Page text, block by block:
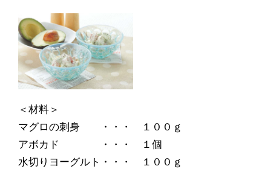
＜材料＞
マグロの刺身 ・・・ １００ｇ
アボカド ・・・ １個
水切りヨーグルト・・・ １００ｇ